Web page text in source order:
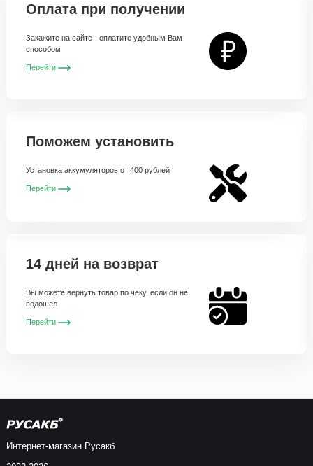
Оплата при получении
Закажите на сайте - оплатите удобным Вам
способом
Перейти
Поможем установить
Установка аккумуляторов от 400 рублей
Перейти
14 дней на возврат
Вы можете вернуть товар по чеку, если он не
подошел
Перейти
Интернет-магазин Русакб